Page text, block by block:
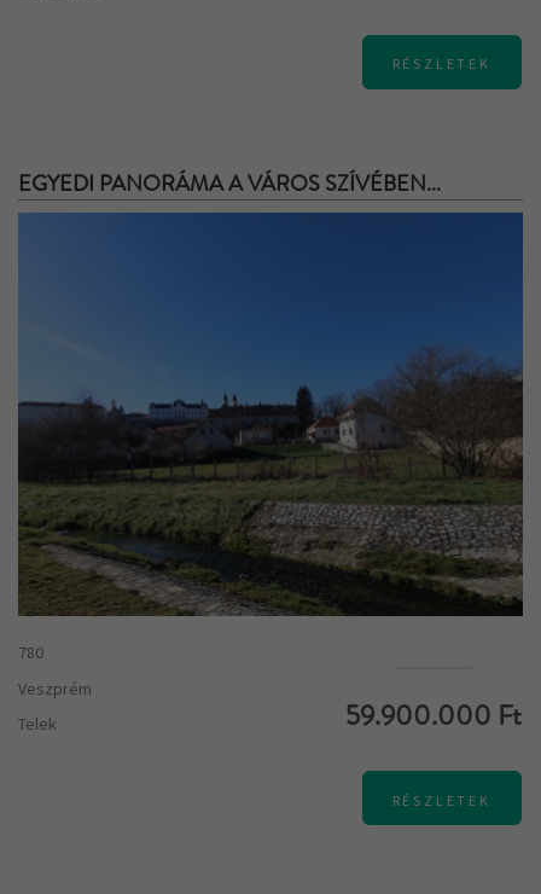
RÉSZLETEK
EGYEDI PANORÁMA A VÁROS SZÍVÉBEN...
780
Veszprém
Telek
59.900.000 Ft
RÉSZLETEK